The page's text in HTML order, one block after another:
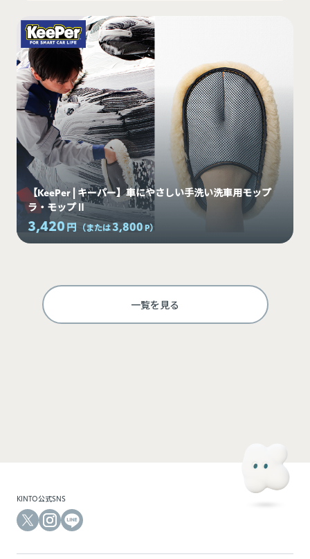
【KeePer | キーパー】車にやさしい手洗い洗車用モップ
ラ・モップⅡ
3,420 円 （または3,800P）
一覧を見る
KINTO公式SNS